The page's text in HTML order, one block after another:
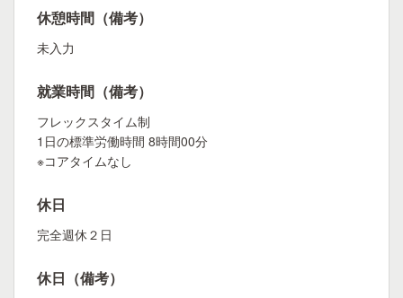
休憩時間（備考）
未入力
就業時間（備考）
フレックスタイム制
1日の標準労働時間 8時間00分
※コアタイムなし
休日
完全週休２日
休日（備考）